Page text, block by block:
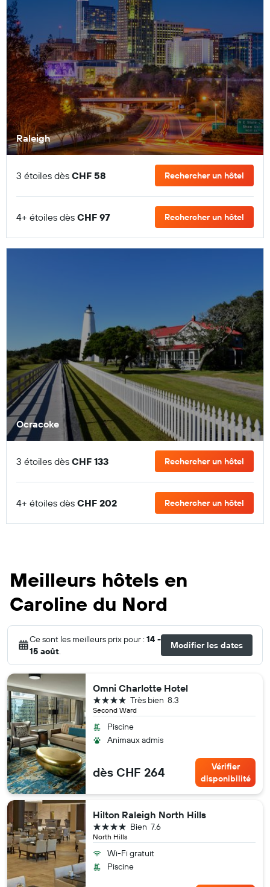
Raleigh
3 étoiles dès CHF 58 Rechercher un hôtel
4+ étoiles dès CHF 97 Rechercher un hôtel
Ocracoke
3 étoiles dès CHF 133 Rechercher un hôtel
4+ étoiles dès CHF 202 Rechercher un hôtel
Meilleurs hôtels en
Caroline du Nord
Ce sont les meilleurs prix pour : 14 -
15 août.
Modifier les dates
Omni Charlotte Hotel
Second Ward
8.3
Très bien
4 étoiles
Piscine
Animaux admis
dès CHF 264
Vérifier
disponibilité
Hilton Raleigh North Hills
North Hills
7.6
Bien
4 étoiles
Wi-Fi gratuit
Piscine